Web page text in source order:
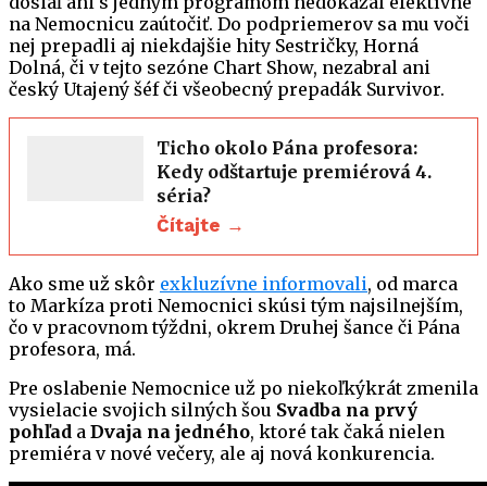
na Nemocnicu zaútočiť. Do podpriemerov sa mu voči
nej prepadli aj niekdajšie hity Sestričky, Horná
Dolná, či v tejto sezóne Chart Show, nezabral ani
český Utajený šéf či všeobecný prepadák Survivor.
Ticho okolo Pána profesora:
Kedy odštartuje premiérová 4.
séria?
Čítajte →
Ako sme už skôr exkluzívne informovali, od marca
to Markíza proti Nemocnici skúsi tým najsilnejším,
čo v pracovnom týždni, okrem Druhej šance či Pána
profesora, má.
Pre oslabenie Nemocnice už po niekoľkýkrát zmenila
vysielacie svojich silných šou Svadba na prvý
pohľad a Dvaja na jedného, ktoré tak čaká nielen
premiéra v nové večery, ale aj nová konkurencia.